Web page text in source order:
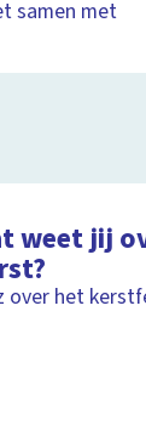
samen met
weet jij
over het